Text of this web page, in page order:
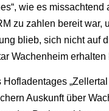
wie es missachtend
zu zahlen bereit war,
blieb, sich nicht auf
Wachenheim erhalten
„Zellertal
Auskunft über